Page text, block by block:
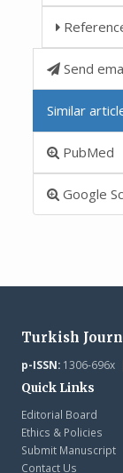
Send
Similar
PubMed
Google
Turkish
p-ISSN:1306-696x
Quick Links
Editorial Board
Ethics & Policies
Submit Manuscript
Contact Us